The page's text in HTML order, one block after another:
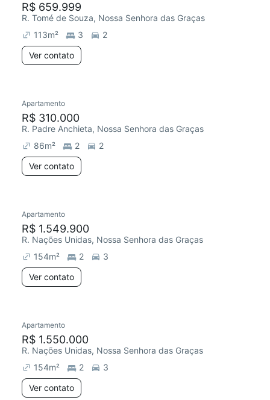
R$ 659.999
R. Tomé de Souza, Nossa Senhora das Graças
113m² 3
2
Ver contato
Chegou este mês
Apartamento
R$ 310.000
R. Padre Anchieta, Nossa Senhora das Graças
86m² 2
2
Ver contato
Redecorar
Apartamento
R$ 1.549.900
R. Nações Unidas, Nossa Senhora das Graças
154m² 2
3
Ver contato
Redecorar
Apartamento
R$ 1.550.000
R. Nações Unidas, Nossa Senhora das Graças
154m² 2
3
Ver contato